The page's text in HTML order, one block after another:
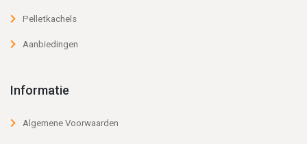
Pelletkachels
Aanbiedingen
Informatie
Algemene Voorwaarden